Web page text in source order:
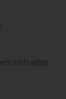
encontrados